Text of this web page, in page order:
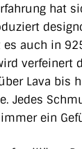
hat
auch in
verfeinert
Lava bis
Jedes
ein